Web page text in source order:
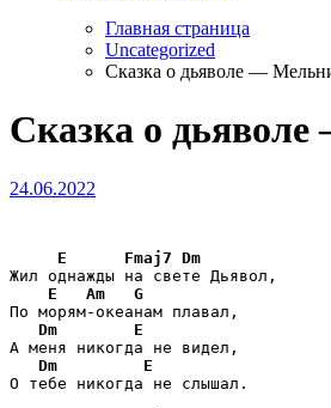
Главная страница
Uncategorized
Сказка о дьяволе —
Сказка о
24.06.2022
E Fmaj7 Dm
Жил однажды на свете Дьявол,
E
Am
G
По морям-океанам плавал,
Dm
E
А меня никогда не видел,
Dm
E
О тебе никогда не слышал.